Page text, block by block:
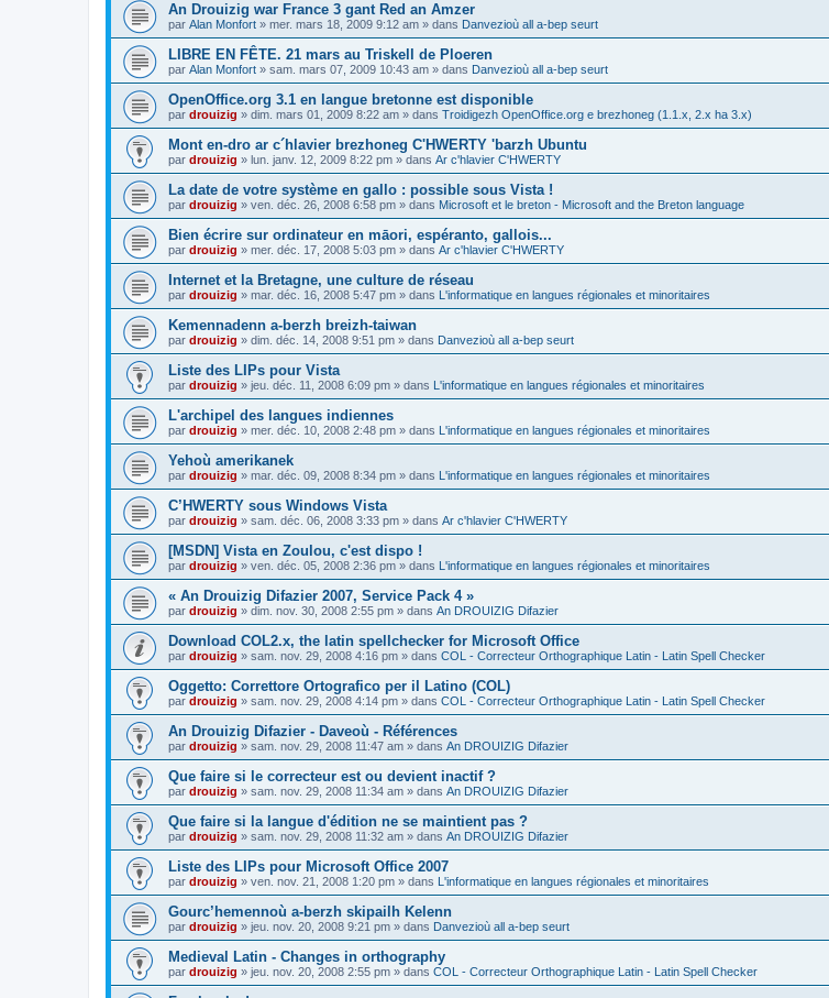
An Drouizig war France 3 gant Red an Amzer
par Alan Monfort » mer. mars 18, 2009 9:12 am » dans Danvezioù all a-bep seurt
LIBRE EN FÊTE. 21 mars au Triskell de Ploeren
par Alan Monfort » sam. mars 07, 2009 10:43 am » dans Danvezioù all a-bep seurt
OpenOffice.org 3.1 en langue bretonne est disponible
par drouizig » dim. mars 01, 2009 8:22 am » dans Troidigezh OpenOffice.org e brezhoneg (1.1.x, 2.x ha 3.x)
Mont en-dro ar c´hlavier brezhoneg C'HWERTY 'barzh Ubuntu
par drouizig » lun. janv. 12, 2009 8:22 pm » dans Ar c'hlavier C'HWERTY
La date de votre système en gallo : possible sous Vista !
par drouizig » ven. déc. 26, 2008 6:58 pm » dans Microsoft et le breton - Microsoft and the Breton language
Bien écrire sur ordinateur en māori, espéranto, gallois...
par drouizig » mer. déc. 17, 2008 5:03 pm » dans Ar c'hlavier C'HWERTY
Internet et la Bretagne, une culture de réseau
par drouizig » mar. déc. 16, 2008 5:47 pm » dans L'informatique en langues régionales et minoritaires
Kemennadenn a-berzh breizh-taiwan
par drouizig » dim. déc. 14, 2008 9:51 pm » dans Danvezioù all a-bep seurt
Liste des LIPs pour Vista
par drouizig » jeu. déc. 11, 2008 6:09 pm » dans L'informatique en langues régionales et minoritaires
L'archipel des langues indiennes
par drouizig » mer. déc. 10, 2008 2:48 pm » dans L'informatique en langues régionales et minoritaires
Yehoù amerikanek
par drouizig » mar. déc. 09, 2008 8:34 pm » dans L'informatique en langues régionales et minoritaires
C’HWERTY sous Windows Vista
par drouizig » sam. déc. 06, 2008 3:33 pm » dans Ar c'hlavier C'HWERTY
[MSDN] Vista en Zoulou, c'est dispo !
par drouizig » ven. déc. 05, 2008 2:36 pm » dans L'informatique en langues régionales et minoritaires
« An Drouizig Difazier 2007, Service Pack 4 »
par drouizig » dim. nov. 30, 2008 2:55 pm » dans An DROUIZIG Difazier
Download COL2.x, the latin spellchecker for Microsoft Office
par drouizig » sam. nov. 29, 2008 4:16 pm » dans COL - Correcteur Orthographique Latin - Latin Spell Checker
Oggetto: Correttore Ortografico per il Latino (COL)
par drouizig » sam. nov. 29, 2008 4:14 pm » dans COL - Correcteur Orthographique Latin - Latin Spell Checker
An Drouizig Difazier - Daveoù - Références
par drouizig » sam. nov. 29, 2008 11:47 am » dans An DROUIZIG Difazier
Que faire si le correcteur est ou devient inactif ?
par drouizig » sam. nov. 29, 2008 11:34 am » dans An DROUIZIG Difazier
Que faire si la langue d'édition ne se maintient pas ?
par drouizig » sam. nov. 29, 2008 11:32 am » dans An DROUIZIG Difazier
Liste des LIPs pour Microsoft Office 2007
par drouizig » ven. nov. 21, 2008 1:20 pm » dans L'informatique en langues régionales et minoritaires
Gourc’hemennoù a-berzh skipailh Kelenn
par drouizig » jeu. nov. 20, 2008 9:21 pm » dans Danvezioù all a-bep seurt
Medieval Latin - Changes in orthography
par drouizig » jeu. nov. 20, 2008 2:55 pm » dans COL - Correcteur Orthographique Latin - Latin Spell Checker